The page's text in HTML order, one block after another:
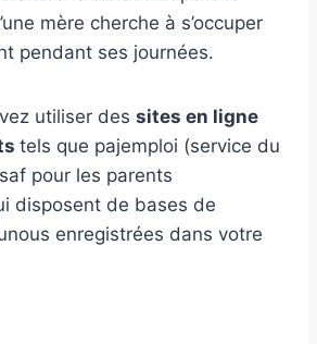
mère cherche à s’occuper
pendant ses journées.
utiliser des sites en ligne
tels que pajemploi (service du
pour les parents
disposent de bases de
enregistrées dans votre